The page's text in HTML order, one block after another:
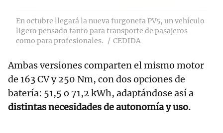
En octubre llegará la nueva furgoneta PV5, un vehículo
ligero pensado tanto para transporte de pasajeros
como para profesionales.
CEDIDA
Ambas versiones comparten el mismo motor
de 163 CV y 250 Nm, con dos opciones de
batería: 51,5 o 71,2 kWh, adaptándose así a
distintas necesidades de autonomía y uso.